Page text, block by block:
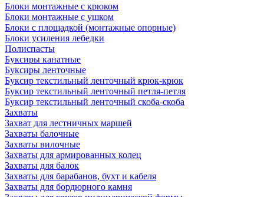
Блоки монтажные с крюком
Блоки монтажные с ушком
Блоки с площадкой (монтажные опорные)
Блоки усиления лебедки
Полиспасты
Буксиры канатные
Буксиры ленточные
Буксир текстильный ленточный крюк-крюк
Буксир текстильный ленточный петля-петля
Буксир текстильный ленточный скоба-скоба
Захваты
Захват для лестничных маршей
Захваты балочные
Захваты вилочные
Захваты для армированных колец
Захваты для балок
Захваты для барабанов, бухт и кабеля
Захваты для бордюрного камня